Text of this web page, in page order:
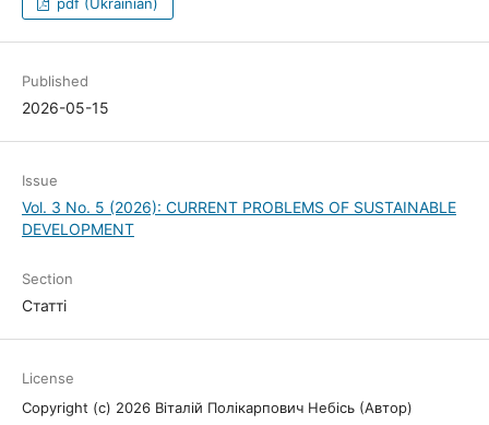
pdf (Ukrainian)
Published
2026-05-15
Issue
Vol. 3 No. 5 (2026): CURRENT PROBLEMS OF SUSTAINABLE
DEVELOPMENT
Section
Статті
License
Copyright (c) 2026 Віталій Полікарпович Небісь (Автор)